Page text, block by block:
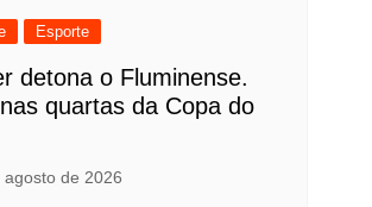
Esporte
detona o Fluminense.
quartas da Copa do
agosto de 2026